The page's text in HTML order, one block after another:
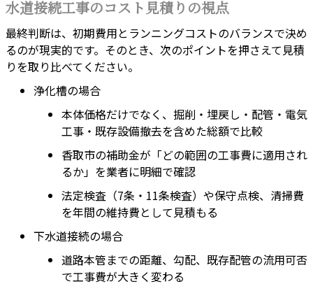
水道接続工事のコスト見積りの視点
最終判断は、初期費用とランニングコストのバランスで決め
るのが現実的です。そのとき、次のポイントを押さえて見積
りを取り比べてください。
浄化槽の場合
本体価格だけでなく、掘削・埋戻し・配管・電気
工事・既存設備撤去を含めた総額で比較
香取市の補助金が「どの範囲の工事費に適用され
るか」を業者に明細で確認
法定検査（7条・11条検査）や保守点検、清掃費
を年間の維持費として見積もる
下水道接続の場合
道路本管までの距離、勾配、既存配管の流用可否
で工事費が大きく変わる